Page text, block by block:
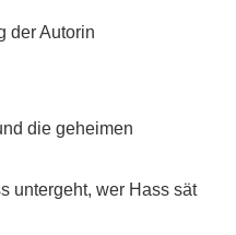
der Autorin
die geheimen
untergeht, wer Hass sät